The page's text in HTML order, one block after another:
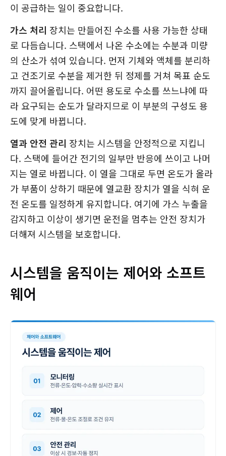
이 공급하는 일이 중요합니다.
가스 처리 장치는 만들어진 수소를 사용 가능한 상태
로 다듬습니다. 스택에서 나온 수소에는 수분과 미량
의 산소가 섞여 있습니다. 먼저 기체와 액체를 분리하
고 건조기로 수분을 제거한 뒤 정제를 거쳐 목표 순도
까지 끌어올립니다. 어떤 용도로 수소를 쓰느냐에 따
라 요구되는 순도가 달라지므로 이 부분의 구성도 용
도에 맞게 바뀝니다.
열과 안전 관리 장치는 시스템을 안정적으로 지킵니
다. 스택에 들어간 전기의 일부만 반응에 쓰이고 나머
지는 열로 바뀝니다. 이 열을 그대로 두면 온도가 올라
가 부품이 상하기 때문에 열교환 장치가 열을 식혀 운
전 온도를 일정하게 유지합니다. 여기에 가스 누출을
감지하고 이상이 생기면 운전을 멈추는 안전 장치가
더해져 시스템을 보호합니다.
시스템을 움직이는 제어와 소프트
웨어